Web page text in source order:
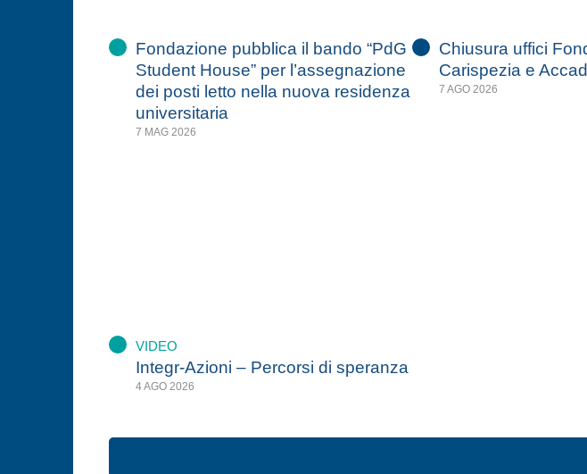
Fondazione pubblica il bando “PdG
Student House” per l’assegnazione
dei posti letto nella nuova residenza
universitaria
7 MAG 2026
Chiusura uffici
Carispezia e
7 AGO 2026
VIDEO
Integr-Azioni – Percorsi di speranza
4 AGO 2026